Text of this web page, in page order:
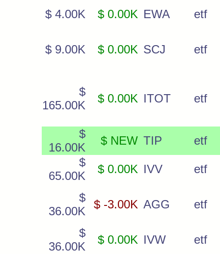
$ 4.00K $ 0.00K EWA etf
$ 9.00K $ 0.00K SCJ etf
$
165.00K
$ 0.00K ITOT etf
$
16.00K
$ NEW TIP
etf
$
65.00K
$ 0.00K IVV etf
$
36.00K
$ -3.00K AGG etf
$
36.00K
$ 0.00K IVW
etf